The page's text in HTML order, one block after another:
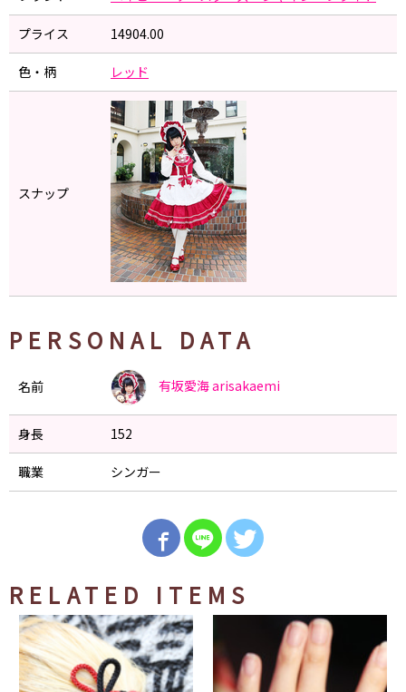
プライス 14904.00
色・柄 レッド
スナップ
PERSONAL DATA
名前 有坂愛海arisakaemi
身長 152
職業 シンガー
RELATED ITEMS